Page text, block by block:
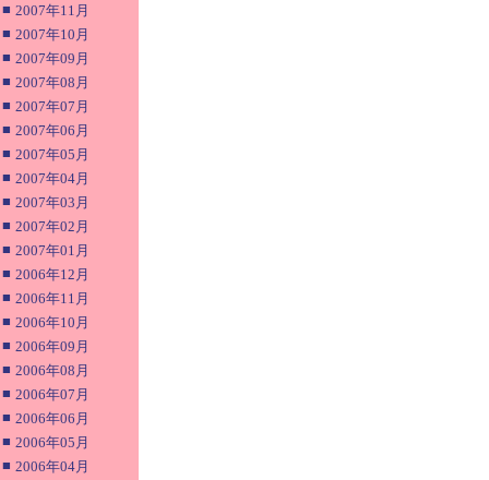
■ 2007年11月
■ 2007年10月
■ 2007年09月
■ 2007年08月
■ 2007年07月
■ 2007年06月
■ 2007年05月
■ 2007年04月
■ 2007年03月
■ 2007年02月
■ 2007年01月
■ 2006年12月
■ 2006年11月
■ 2006年10月
■ 2006年09月
■ 2006年08月
■ 2006年07月
■ 2006年06月
■ 2006年05月
■ 2006年04月